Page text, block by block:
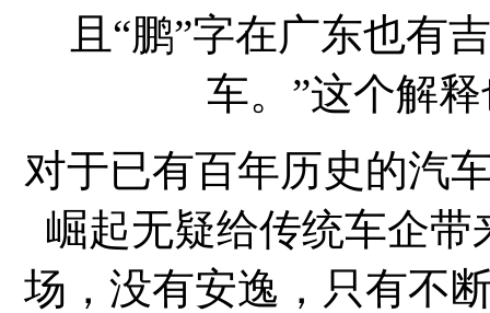
且“鹏”字在广东也有
车。”这个解
对于已有百年历史的汽
崛起无疑给传统车企
场，没有安逸，只有不